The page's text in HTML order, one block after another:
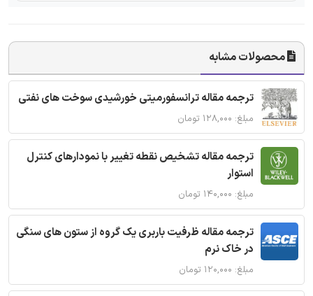
محصولات مشابه
ترجمه مقاله ترانسفورمیتی خورشیدی سوخت های نفتی
مبلغ: ۱۲۸,۰۰۰ تومان
ترجمه مقاله تشخیص نقطه تغییر با نمودارهای کنترل
استوار
مبلغ: ۱۴۰,۰۰۰ تومان
ترجمه مقاله ظرفیت باربری یک گروه از ستون های سنگی
در خاک نرم
مبلغ: ۱۲۰,۰۰۰ تومان